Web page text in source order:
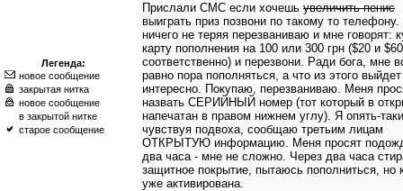
Легенда:
новое сообщение
закрытая нитка
новое сообщение
в закрытой нитке
старое сообщение
Прислали СМС если хочешь увеличить пенис
выиграть приз позвони по такому то
ничего не теряя перезваниваю и мне говорят:
карту пополнения на 100 или 300 грн ($20 и $60
соответственно) и перезвони. Ради бога, мне
равно пора пополняться, а что из этого
интересно. Покупаю, перезваниваю. Меня
назвать СЕРИЙНЫЙ номер (тот который в
напечатан в правом нижнем углу). Я опять-
чувствуя подвоха, сообщаю третьим лицам
ОТКРЫТУЮ информацию. Меня просят
два часа - мне не сложно. Через два часа
защитное покрытие, пытаюсь пополниться, но
уже активирована.